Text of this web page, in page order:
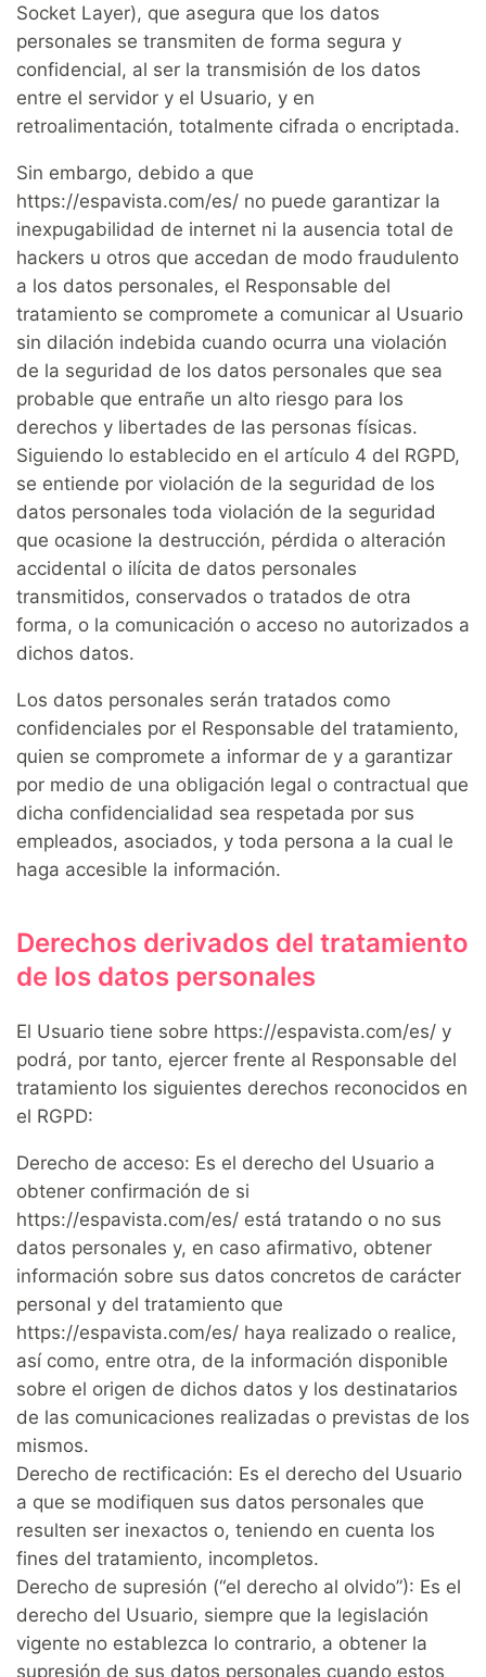
Socket Layer), que asegura que los datos
personales se transmiten de forma segura y
confidencial, al ser la transmisión de los datos
entre el servidor y el Usuario, y en
retroalimentación, totalmente cifrada o encriptada.
Sin embargo, debido a que
https://espavista.com/es/ no puede garantizar la
inexpugabilidad de internet ni la ausencia total de
hackers u otros que accedan de modo fraudulento
a los datos personales, el Responsable del
tratamiento se compromete a comunicar al Usuario
sin dilación indebida cuando ocurra una violación
de la seguridad de los datos personales que sea
probable que entrañe un alto riesgo para los
derechos y libertades de las personas físicas.
Siguiendo lo establecido en el artículo 4 del RGPD,
se entiende por violación de la seguridad de los
datos personales toda violación de la seguridad
que ocasione la destrucción, pérdida o alteración
accidental o ilícita de datos personales
transmitidos, conservados o tratados de otra
forma, o la comunicación o acceso no autorizados a
dichos datos.
Los datos personales serán tratados como
confidenciales por el Responsable del tratamiento,
quien se compromete a informar de y a garantizar
por medio de una obligación legal o contractual que
dicha confidencialidad sea respetada por sus
empleados, asociados, y toda persona a la cual le
haga accesible la información.
Derechos derivados del tratamiento
de los datos personales
El Usuario tiene sobre https://espavista.com/es/ y
podrá, por tanto, ejercer frente al Responsable del
tratamiento los siguientes derechos reconocidos en
el RGPD:
Derecho de acceso: Es el derecho del Usuario a
obtener confirmación de si
https://espavista.com/es/ está tratando o no sus
datos personales y, en caso afirmativo, obtener
información sobre sus datos concretos de carácter
personal y del tratamiento que
https://espavista.com/es/ haya realizado o realice,
así como, entre otra, de la información disponible
sobre el origen de dichos datos y los destinatarios
de las comunicaciones realizadas o previstas de los
mismos.
Derecho de rectificación: Es el derecho del Usuario
a que se modifiquen sus datos personales que
resulten ser inexactos o, teniendo en cuenta los
fines del tratamiento, incompletos.
Derecho de supresión (“el derecho al olvido”): Es el
derecho del Usuario, siempre que la legislación
vigente no establezca lo contrario, a obtener la
supresión de sus datos personales cuando estos